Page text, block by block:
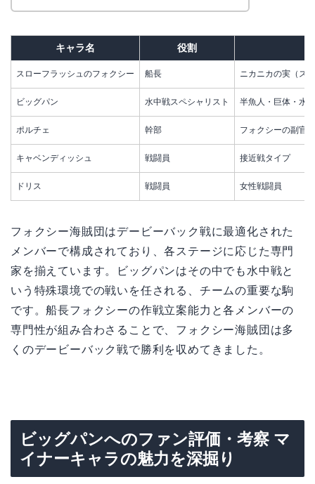
キャラ名 役割
スローフラッシュのフォクシー 船長 ニカニカの実（ス
ビッグパン 水中戦スペシャリスト 半魚人・巨体・水
ポルチェ 幹部 フォクシーの副官
キャベンディッシュ 戦闘員 接近戦タイプ
ドリス 戦闘員 女性戦闘員
フォクシー海賊団はデービーバック戦に最適化された
メンバーで構成されており、各ステージに応じた専門
家を揃えています。ビッグパンはその中でも水中戦と
いう特殊環境での戦いを任される、チームの重要な駒
です。船長フォクシーの作戦立案能力と各メンバーの
専門性が組み合わさることで、フォクシー海賊団は多
くのデービーバック戦で勝利を収めてきました。
ビッグパンへのファン評価・考察 マ
イナーキャラの魅力を深掘り